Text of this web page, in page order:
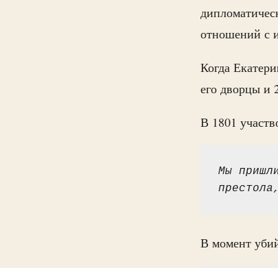
отношений с
Когда
его дворцы и
В 1801
Мы
В момент